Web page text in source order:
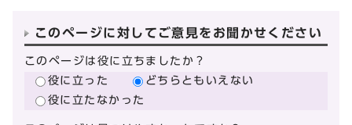
このページに対してご意見をお聞かせください
このページは役に立ちましたか？
役に立った
どちらともいえない
役に立たなかった